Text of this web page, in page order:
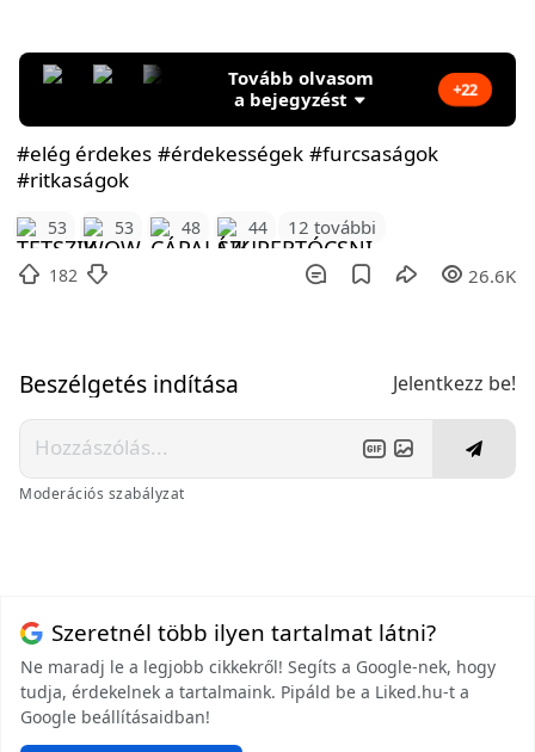
Tovább olvasom
a bejegyzést
+22
#elég érdekes #érdekességek #furcsaságok
#ritkaságok
53 53 48 44 12 további
182 26.6K
Beszélgetés indítása Jelentkezz be!
Moderációs szabályzat
Szeretnél több ilyen tartalmat látni?
Ne maradj le a legjobb cikkekről! Segíts a Google-nek, hogy
tudja, érdekelnek a tartalmaink. Pipáld be a Liked.hu-t a
Google beállításaidban!